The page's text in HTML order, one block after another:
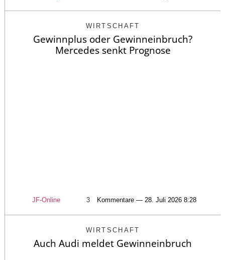
WIRTSCHAFT
Gewinnplus oder Gewinneinbruch?
Mercedes senkt Prognose
JF-Online 3 Kommentare — 28. Juli 2026 8:28
WIRTSCHAFT
Auch Audi meldet Gewinneinbruch